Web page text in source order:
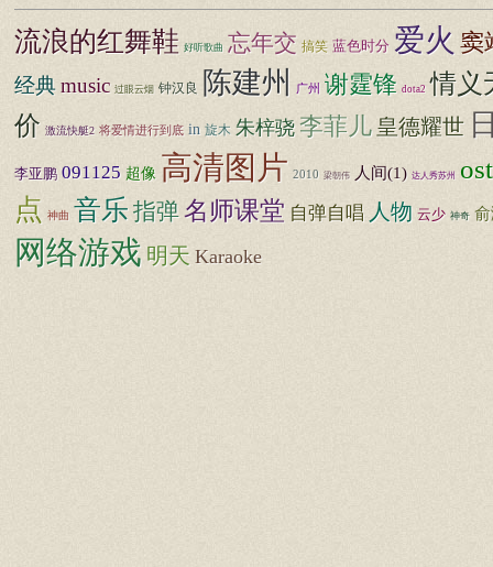
流浪的红舞鞋 好听歌曲 忘年交 搞笑 蓝色时分 爱火 窦
经典music 过眼云烟 钟汉良 陈建州 广州 谢霆锋 dota2 情义
价 激流快艇2 将爱情进行到底 in 旋木 朱梓骁 李菲儿 皇德耀世
李亚鹏 091125 超像 高清图片 2010 梁朝伟 人间(1) 达人秀苏州 ost
点 神曲 音乐指弹名师课堂 自弹自唱 人物 云少 神奇
网络游戏 明天 Karaoke